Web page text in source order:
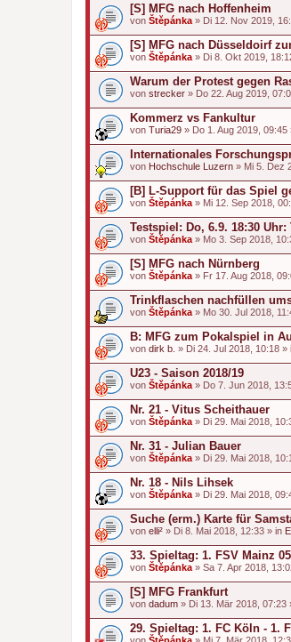
[S] MFG nach Hoffenheim
von Štěpánka » Di 12. Nov 2019,
[S] MFG nach Düsseldoirf
von Štěpánka » Di 8. Okt 2019,
Warum der Protest gegen
von strecker » Do 22. Aug 2019,
Kommerz vs Fankultur
von Turia29 » Do 1. Aug 2019, 09:45
Internationales
von Hochschule Luzern » Mi 5. Dez
[B] L-Support für das Spiel
von Štěpánka » Mi 12. Sep 2018,
Testspiel: Do, 6.9. 18:30
von Štěpánka » Mo 3. Sep 2018,
[S] MFG nach Nürnberg
von Štěpánka » Fr 17. Aug 2018,
Trinkflaschen nachfüllen
von Štěpánka » Mo 30. Jul 2018,
B: MFG zum Pokalspiel in
von dirk b. » Di 24. Jul 2018, 10:18 »
U23 - Saison 2018/19
von Štěpánka » Do 7. Jun 2018,
Nr. 21 - Vitus Scheithauer
von Štěpánka » Di 29. Mai 2018,
Nr. 31 - Julian Bauer
von Štěpánka » Di 29. Mai 2018,
Nr. 18 - Nils Lihsek
von Štěpánka » Di 29. Mai 2018,
Suche (erm.) Karte für
von elli² » Di 8. Mai 2018, 12:33 » in
33. Spieltag: 1. FSV Mainz
von Štěpánka » Sa 7. Apr 2018,
[S] MFG Frankfurt
von dadum » Di 13. Mär 2018, 07:23
29. Spieltag: 1. FC Köln - 1.
von Štěpánka » Mi 7. Mär 2018,